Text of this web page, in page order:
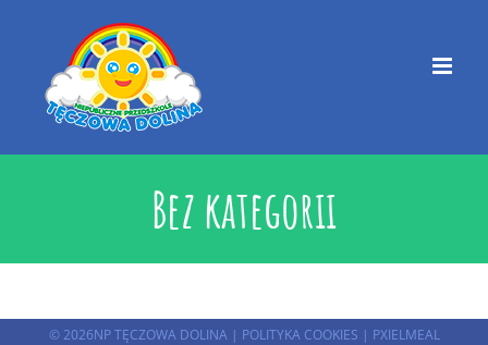
zawartości
Bez kategorii
©2026NP TĘCZOWA DOLINA | POLITYKA COOKIES | PXIELMEAL